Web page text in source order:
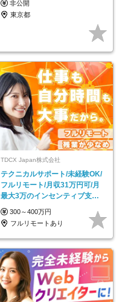
非公開
東京都
TDCX Japan株式会社
テクニカルサポート/未経験OK/
フルリモート/月収31万円可/月
最大3万のインセンティブ支給/
平均年齢33歳
300～400万円
フルリモートあり